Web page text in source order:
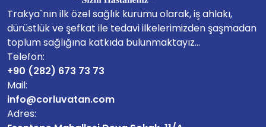
Trakya`nın ilk özel sağlık kurumu olarak, iş ahlakı,
dürüstlük ve şefkat ile tedavi ilkelerimizden şaşmadan
toplum sağlığına katkıda bulunmaktayız...
Telefon:
+90 (282) 673 73 73
Mail:
info@corluvatan.com
Adres: